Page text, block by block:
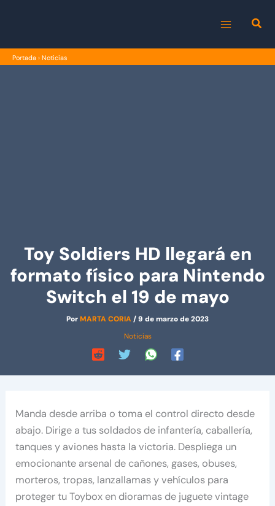
MENU
Portada › Noticias
Toy Soldiers HD llegará en
formato físico para Nintendo
Switch el 19 de mayo
PorMARTA CORIA/9 de marzo de 2023
Noticias
Manda desde arriba o toma el control directo desde
abajo. Dirige a tus soldados de infantería, caballería,
tanques y aviones hasta la victoria. Despliega un
emocionante arsenal de cañones, gases, obuses,
morteros, tropas, lanzallamas y vehículos para
proteger tu Toybox en dioramas de juguete vintage